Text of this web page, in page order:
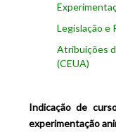
Legislação e
Atribuições
(CEUA)
Indicação de
experimentação